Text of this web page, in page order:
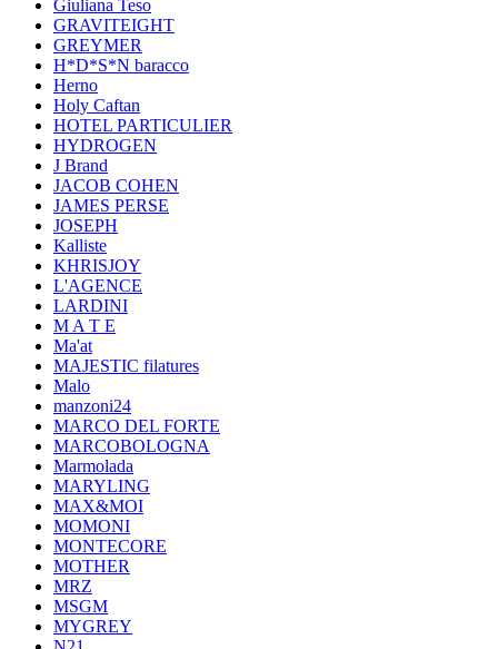
Giuliana Teso
GRAVITEIGHT
GREYMER
H*D*S*N baracco
Herno
Holy Caftan
HOTEL PARTICULIER
HYDROGEN
J Brand
JACOB COHEN
JAMES PERSE
JOSEPH
Kalliste
KHRISJOY
L'AGENCE
LARDINI
M A T E
Ma'at
MAJESTIC filatures
Malo
manzoni24
MARCO DEL FORTE
MARCOBOLOGNA
Marmolada
MARYLING
MAX&MOI
MOMONI
MONTECORE
MOTHER
MRZ
MSGM
MYGREY